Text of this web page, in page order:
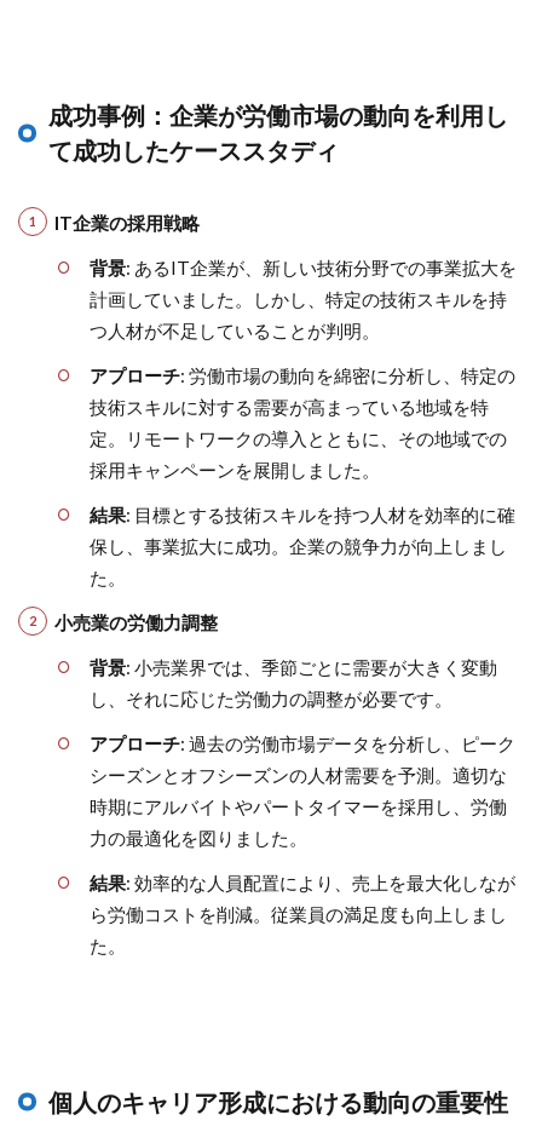
成功事例：企業が労働市場の動向を利用し
て成功したケーススタディ
IT企業の採用戦略
背景: あるIT企業が、新しい技術分野での事業拡大を
計画していました。しかし、特定の技術スキルを持
つ人材が不足していることが判明。
アプローチ: 労働市場の動向を綿密に分析し、特定の
技術スキルに対する需要が高まっている地域を特
定。リモートワークの導入とともに、その地域での
採用キャンペーンを展開しました。
結果: 目標とする技術スキルを持つ人材を効率的に確
保し、事業拡大に成功。企業の競争力が向上しまし
た。
小売業の労働力調整
背景: 小売業界では、季節ごとに需要が大きく変動
し、それに応じた労働力の調整が必要です。
アプローチ: 過去の労働市場データを分析し、ピーク
シーズンとオフシーズンの人材需要を予測。適切な
時期にアルバイトやパートタイマーを採用し、労働
力の最適化を図りました。
結果: 効率的な人員配置により、売上を最大化しなが
ら労働コストを削減。従業員の満足度も向上しまし
た。
個人のキャリア形成における動向の重要性